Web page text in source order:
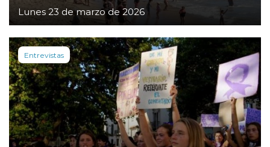
Lunes 23 de marzo de 2026
Entrevistas